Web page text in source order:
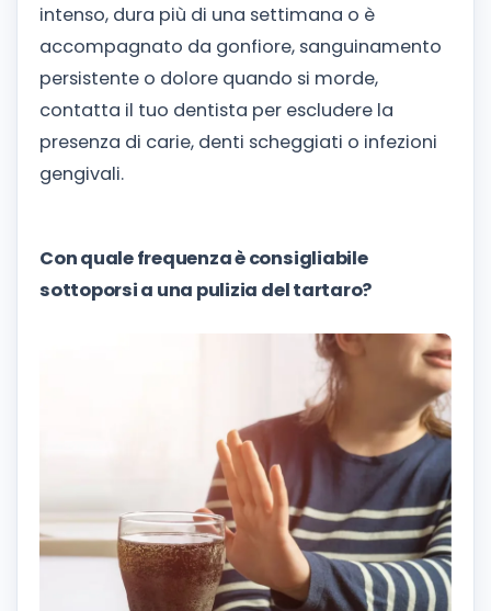
intenso, dura più di una settimana o è
accompagnato da gonfiore, sanguinamento
persistente o dolore quando si morde,
contatta il tuo dentista per escludere la
presenza di carie, denti scheggiati o infezioni
gengivali.
Con quale frequenza è consigliabile
sottoporsi a una pulizia del tartaro?